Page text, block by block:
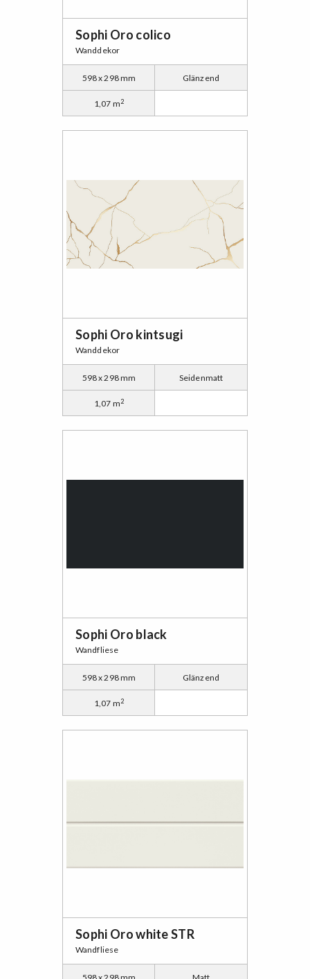
Sophi Oro colico
Wanddekor
598 x 298 mm Glänzend
1,07 m2
Sophi Oro kintsugi
Wanddekor
598 x 298 mm Seidenmatt
1,07 m2
Sophi Oro black
Wandfliese
598 x 298 mm Glänzend
1,07 m2
Sophi Oro white STR
Wandfliese